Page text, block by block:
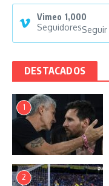
Vimeo 1,000
SeguidoresSeguir
DESTACADOS
1
2